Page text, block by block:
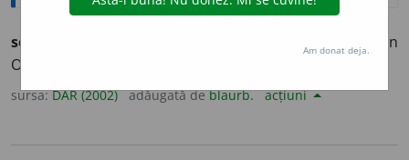
senamech
s.f. (înv.) frunză uscată de senă (arbust din
Orient) din care se preparau purgativele; siminichie.
sursa:DAR (2002) adăugată deblaurb. acțiuni
Am donat deja.